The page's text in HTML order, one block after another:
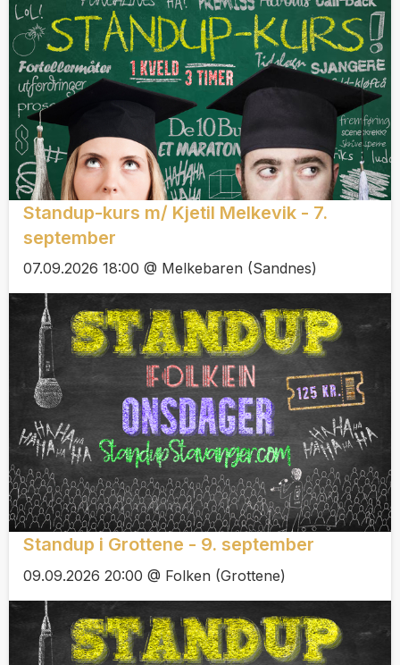
Standup-kurs m/ Kjetil Melkevik - 7.
september
07.09.2026 18:00 @ Melkebaren (Sandnes)
Standup i Grottene - 9. september
09.09.2026 20:00 @ Folken (Grottene)